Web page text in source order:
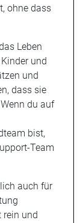
ohne dass
Leben
und
und
dass sie
du auf
bist,
Team
auch für
rein und